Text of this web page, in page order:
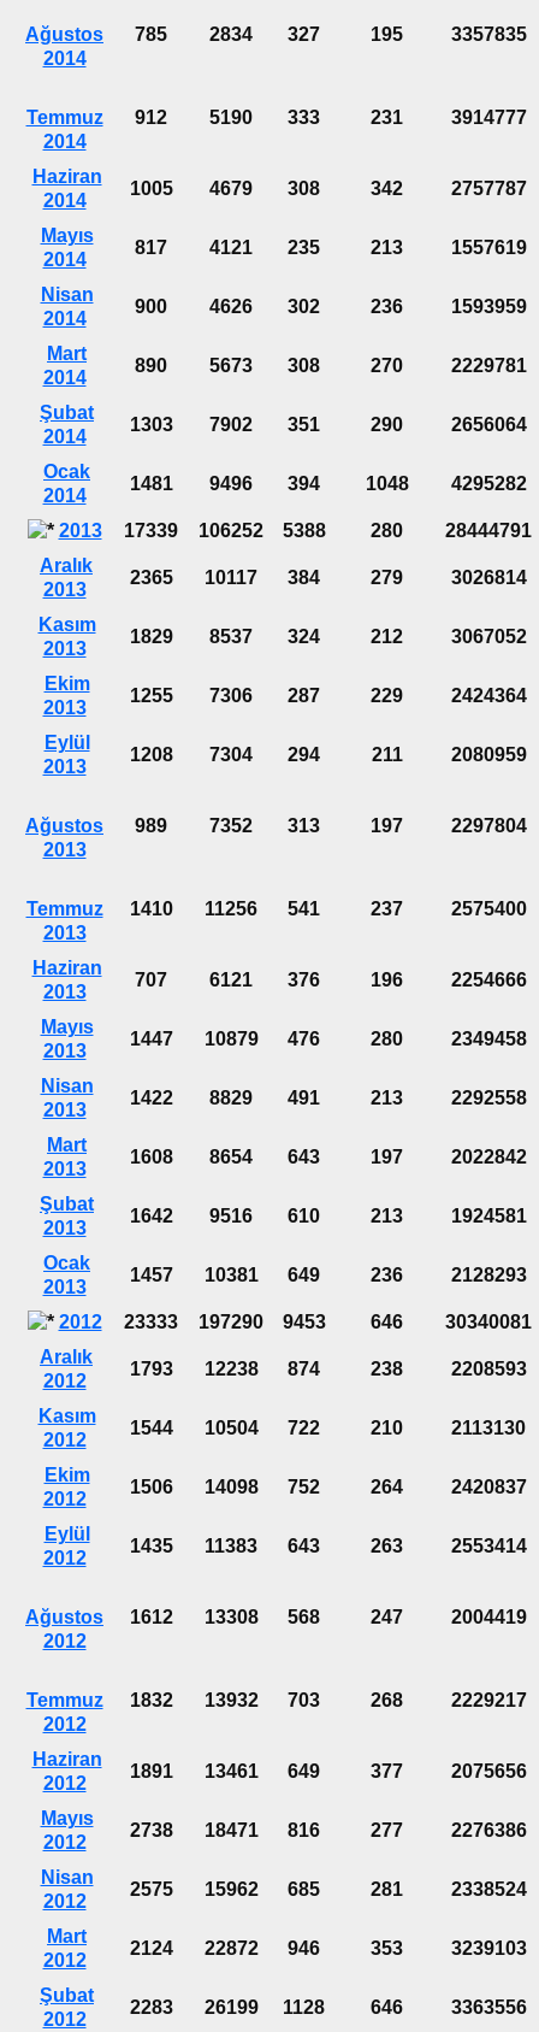
Ağustos
2014
785 2834 327 195 3357835
Temmuz
2014
912 5190 333 231 3914777
Haziran
2014
1005 4679 308 342 2757787
Mayıs
2014
817 4121 235 213 1557619
Nisan
2014
900 4626 302 236 1593959
Mart
2014
890 5673 308 270 2229781
Şubat
2014
1303 7902 351 290 2656064
Ocak
2014
1481 9496 394 1048 4295282
2013 17339 106252 5388 280
28444791
Aralık
2013
2365 10117 384 279 3026814
Kasım
2013
1829 8537 324 212 3067052
Ekim
2013
1255 7306 287 229 2424364
Eylül
2013
1208 7304 294 211 2080959
Ağustos
2013
989 7352 313 197 2297804
Temmuz
2013
1410 11256 541 237 2575400
Haziran
2013
707 6121 376 196 2254666
Mayıs
2013
1447 10879 476 280 2349458
Nisan
2013
1422 8829 491 213 2292558
Mart
2013
1608 8654 643 197 2022842
Şubat
2013
1642 9516 610 213 1924581
Ocak
2013
1457 10381 649 236 2128293
2012 23333 197290 9453 646
30340081
Aralık
2012
1793 12238 874 238 2208593
Kasım
2012
1544 10504 722 210 2113130
Ekim
2012
1506 14098 752 264 2420837
Eylül
2012
1435 11383 643 263 2553414
Ağustos
2012
1612 13308 568 247 2004419
Temmuz
2012
1832 13932 703 268 2229217
Haziran
2012
1891 13461 649 377 2075656
Mayıs
2012
2738 18471 816 277 2276386
Nisan
2012
2575 15962 685 281 2338524
Mart
2012
2124 22872 946 353 3239103
Şubat
2012
2283 26199 1128 646 3363556